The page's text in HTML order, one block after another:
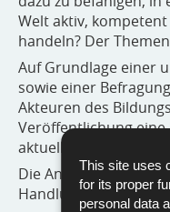
This site uses
for its proper
personal data
Welt aktiv,
handeln? Der
Auf Grundlage einer
sowie einer
Akteuren des
Veröffentlichung
aktuellen
Die Analyse des
Handlungsfelder: